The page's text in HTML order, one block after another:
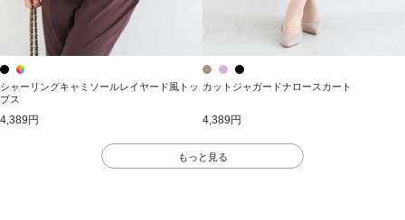
シャーリングキャミソールレイヤード風トッ
プス
4,389円
カットジャガードナロースカート
4,389円
もっと見る